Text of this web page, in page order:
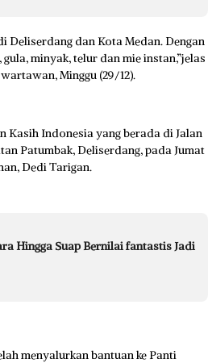
Deliserdang dan Kota Medan. Dengan
minyak, telur dan mie instan,”jelas
Minggu (29/12).
Kasih Indonesia yang berada di Jalan
Patumbak, Deliserdang, pada Jumat
Dedi Tarigan.
Hingga Suap Bernilai fantastis Jadi
menyalurkan bantuan ke Panti